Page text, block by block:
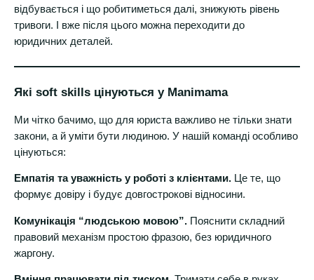
відбувається і що робитиметься далі, знижують рівень
тривоги. І вже після цього можна переходити до
юридичних деталей.
Які soft skills цінуються у Manimama
Ми чітко бачимо, що для юриста важливо не тільки знати
закони, а й уміти бути людиною. У нашій команді особливо
цінуються:
Емпатія та уважність у роботі з клієнтами. Це те, що
формує довіру і будує довгострокові відносини.
Комунікація “людською мовою”. Пояснити складний
правовий механізм простою фразою, без юридичного
жаргону.